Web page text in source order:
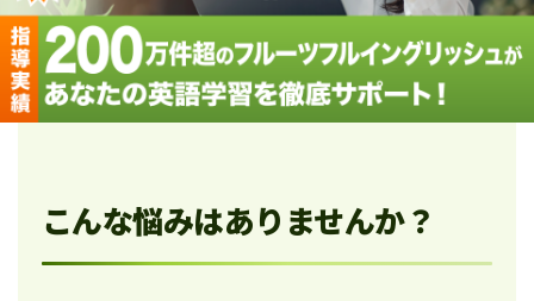
こんな悩みはありませんか？